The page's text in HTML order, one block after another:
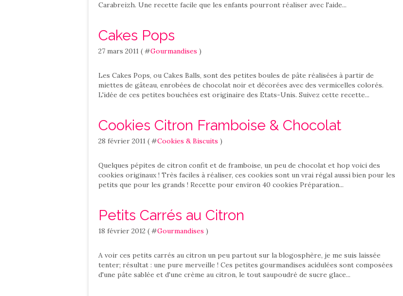
Carabreizh. Une recette facile que les enfants pourront réaliser avec l'aide...
Cakes Pops
27 mars 2011 ( #Gourmandises )
Les Cakes Pops, ou Cakes Balls, sont des petites boules de pâte réalisées à partir de
miettes de gâteau, enrobées de chocolat noir et décorées avec des vermicelles colorés.
L'idée de ces petites bouchées est originaire des Etats-Unis. Suivez cette recette...
Cookies Citron Framboise & Chocolat
28 février 2011 ( #Cookies & Biscuits )
Quelques pépites de citron confit et de framboise, un peu de chocolat et hop voici des
cookies originaux ! Très faciles à réaliser, ces cookies sont un vrai régal aussi bien pour les
petits que pour les grands ! Recette pour environ 40 cookies Préparation...
Petits Carrés au Citron
18 février 2012 ( #Gourmandises )
A voir ces petits carrés au citron un peu partout sur la blogosphère, je me suis laissée
tenter; résultat : une pure merveille ! Ces petites gourmandises acidulées sont composées
d'une pâte sablée et d'une crème au citron, le tout saupoudré de sucre glace...